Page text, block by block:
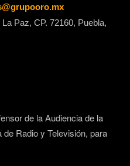
Paz, CP. 72160, Puebla,
de la Audiencia de la
Radio y Televisión, para